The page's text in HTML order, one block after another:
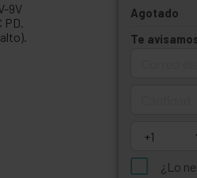
9V
PD.
Agotado
Te
¿Lo